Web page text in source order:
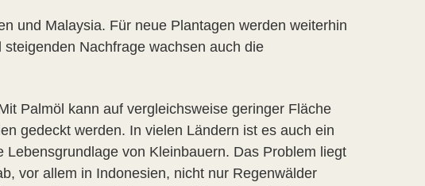
und Malaysia. Für neue Plantagen werden weiterhin
Nachfrage wachsen auch die
Palmöl kann auf vergleichsweise geringer Fläche
gedeckt werden. In vielen Ländern ist es auch ein
von Kleinbauern. Das Problem liegt
vor allem in Indonesien, nicht nur Regenwälder